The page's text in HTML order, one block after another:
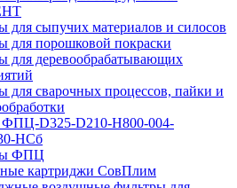
для сыпучих материалов и силосов
для порошковой покраски
для деревообрабатывающих
для сварочных процессов, пайки и
ФПЦ-D325-D210-H800-004-
НСб
ФПЦ
картриджи СовПлим